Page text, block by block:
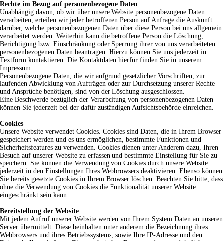
Rechte im Bezug auf personenbezogene Daten
Unabhängig davon, ob wir über unsere Website personenbezogene Daten
verarbeiten, erteilen wir jeder betroffenen Person auf Anfrage die Auskunft
darüber, welche personenbezogenen Daten über diese Person bei uns allgemein
verarbeitet werden. Weiterhin kann die betroffene Person die Löschung,
Berichtigung bzw. Einschränkung oder Sperrung ihrer von uns verarbeiteten
personenbezogenen Daten beantragen. Hierzu können Sie uns jederzeit in
Textform kontaktieren. Die Kontaktdaten hierfür finden Sie in unserem
Impressum.
Personenbezogene Daten, die wir aufgrund gesetzlicher Vorschriften, zur
laufenden Abwicklung von Aufträgen oder zur Durchsetzung unserer Rechte
und Ansprüche benötigen, sind von der Löschung ausgeschlossen.
Eine Beschwerde bezüglich der Verarbeitung von personenbezogenen Daten
können Sie jederzeit bei der dafür zuständigen Aufsichtsbehörde einreichen.
Cookies
Unsere Website verwendet Cookies. Cookies sind Daten, die in Ihrem Browser
gespeichert werden und es uns ermöglichen, bestimmte Funktionen und
Sicherheitsfeatures zu verwenden. Cookies dienen unter Anderem dazu, Ihren
Besuch auf unserer Website zu erfassen und bestimmte Einstellung für Sie zu
speichern. Sie können die Verwendung von Cookies durch unsere Website
jederzeit in den Einstellungen Ihres Webbrowsers deaktivieren. Ebenso können
Sie bereits gesetzte Cookies in Ihrem Browser löschen. Beachten Sie bitte, dass
ohne die Verwendung von Cookies die Funktionalität unserer Website
eingeschränkt sein kann.
Bereitstellung der Website
Mit jedem Aufruf unserer Website werden von Ihrem System Daten an unseren
Server übermittelt. Diese beinhalten unter anderem die Bezeichnung ihres
Webbrowsers und ihres Betriebssystems, sowie Ihre IP-Adresse und den